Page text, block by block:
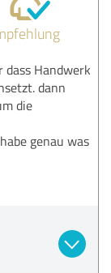
dass Handwerk
dann
die
genau was